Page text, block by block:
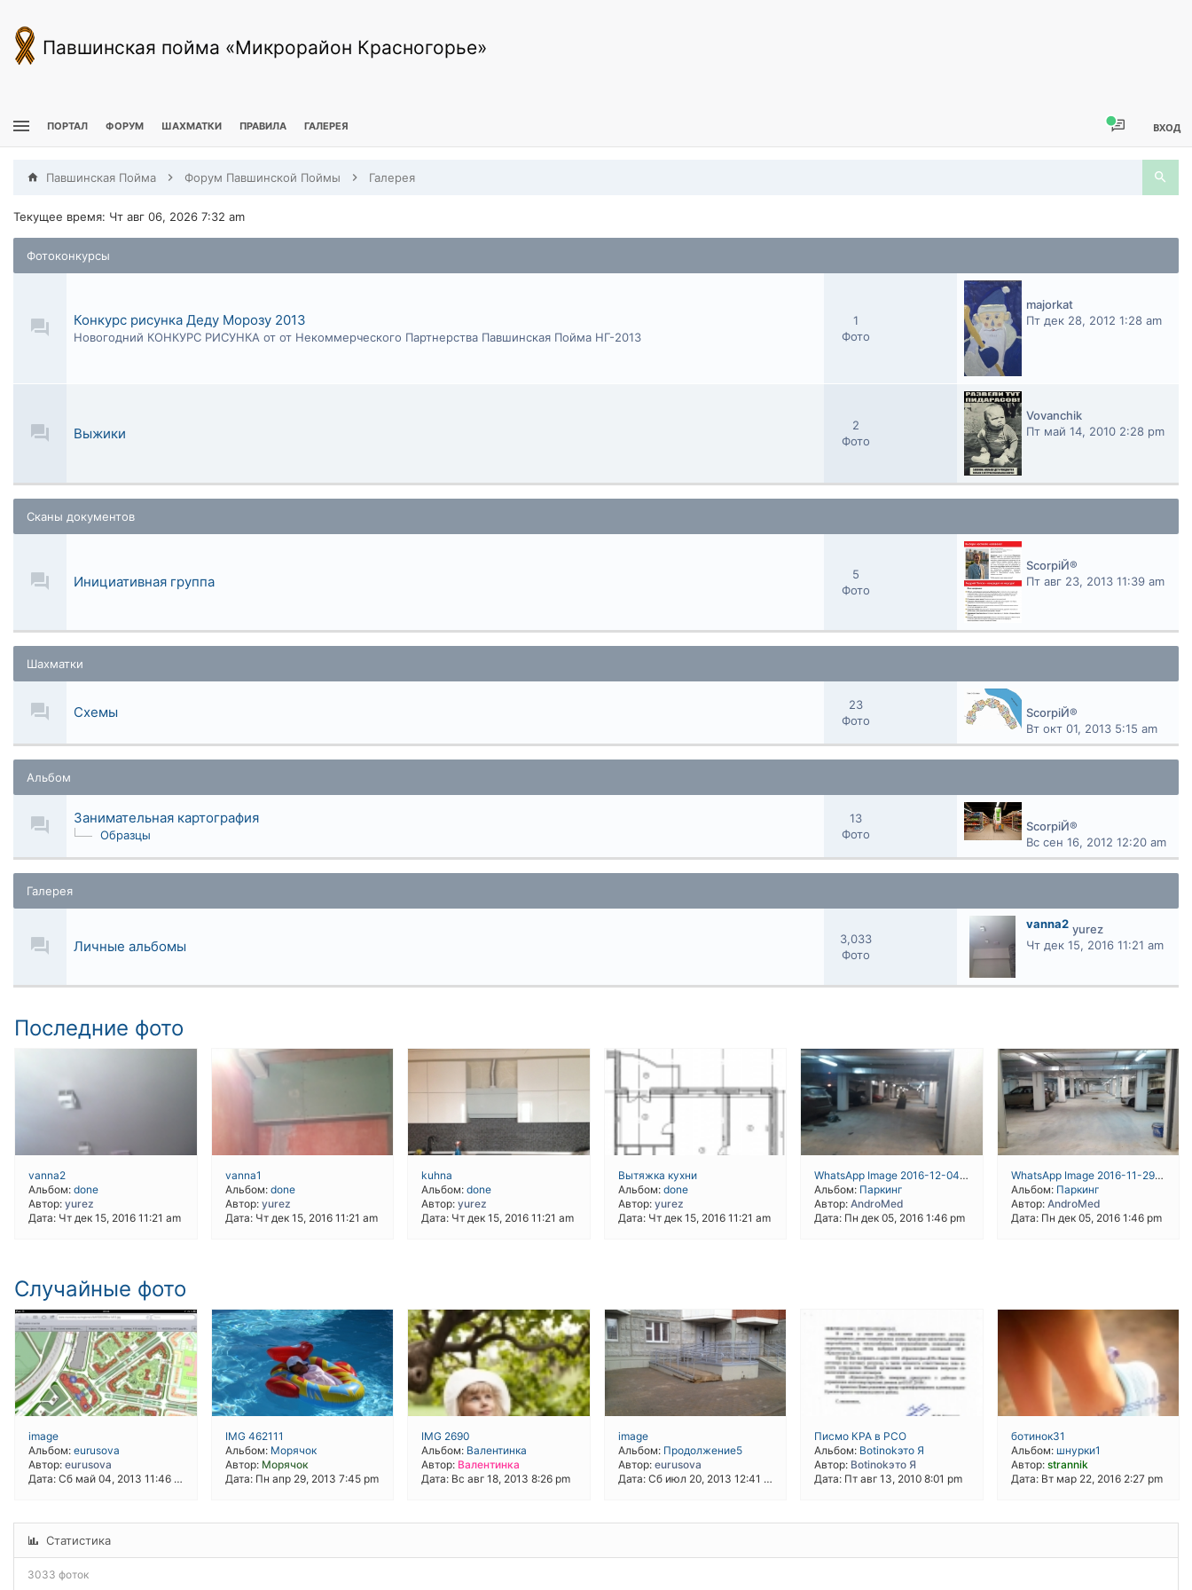
Павшинская пойма «Микрорайон Красногорье»
ПОРТАЛ ФОРУМ ШАХМАТКИ ПРАВИЛА ГАЛЕРЕЯ ВХОД
Павшинская Пойма Форум Павшинской Поймы Галерея
Текущее время: Чт авг 06, 2026 7:32 am
Фотоконкурсы
Конкурс рисунка Деду Морозу 2013
Новогодний КОНКУРС РИСУНКА от от Некоммерческого Партнерства Павшинская Пойма НГ-2013
1
Фото
majorkat
Пт дек 28, 2012 1:28 am
Выжики
2
Фото
Vovanchik
Пт май 14, 2010 2:28 pm
Сканы документов
Инициативная группа
5
Фото
ScorpiЙ®
Пт авг 23, 2013 11:39 am
Шахматки
Схемы
23
Фото
ScorpiЙ®
Вт окт 01, 2013 5:15 am
Альбом
Занимательная картография
Образцы
13
Фото
ScorpiЙ®
Вс сен 16, 2012 12:20 am
Галерея
Личные альбомы
3,033
Фото
vanna2 yurez
Чт дек 15, 2016 11:21 am
Последние фото
vanna2
Альбом: done
Автор: yurez
Дата: Чт дек 15, 2016 11:21 am
vanna1
Альбом: done
Автор: yurez
Дата: Чт дек 15, 2016 11:21 am
kuhna
Альбом: done
Автор: yurez
Дата: Чт дек 15, 2016 11:21 am
Вытяжка кухни
Альбом: done
Автор: yurez
Дата: Чт дек 15, 2016 11:21 am
WhatsApp Image 2016-12-04 at 19.43.21
Альбом: Паркинг
Автор: AndroMed
Дата: Пн дек 05, 2016 1:46 pm
WhatsApp Image 2016-11-29 at 18.30.51
Альбом: Паркинг
Автор: AndroMed
Дата: Пн дек 05, 2016 1:46 pm
Случайные фото
image
Альбом: eurusova
Автор: eurusova
Дата: Сб май 04, 2013 11:46 pm
IMG 462111
Альбом: Морячок
Автор: Морячок
Дата: Пн апр 29, 2013 7:45 pm
IMG 2690
Альбом: Валентинка
Автор: Валентинка
Дата: Вс авг 18, 2013 8:26 pm
image
Альбом: Продолжение5
Автор: eurusova
Дата: Сб июл 20, 2013 12:41 pm
Писмо КРА в РСО
Альбом: Botinokэто Я
Автор: Botinokэто Я
Дата: Пт авг 13, 2010 8:01 pm
ботинок31
Альбом: шнурки1
Автор: strannik
Дата: Вт мар 22, 2016 2:27 pm
Статистика
3033 фоток